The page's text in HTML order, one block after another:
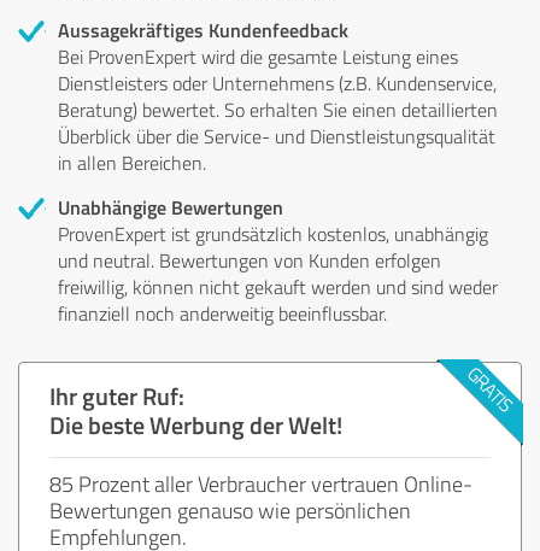
Aussagekräftiges Kundenfeedback
Bei ProvenExpert wird die gesamte Leistung eines
Dienstleisters oder Unternehmens (z.B. Kundenservice,
Beratung) bewertet. So erhalten Sie einen detaillierten
Überblick über die Service- und Dienstleistungsqualität
in allen Bereichen.
Unabhängige Bewertungen
ProvenExpert ist grundsätzlich kostenlos, unabhängig
und neutral. Bewertungen von Kunden erfolgen
freiwillig, können nicht gekauft werden und sind weder
finanziell noch anderweitig beeinflussbar.
Ihr guter Ruf:
Die beste Werbung der Welt!
85 Prozent aller Verbraucher vertrauen Online-
Bewertungen genauso wie persönlichen
Empfehlungen.